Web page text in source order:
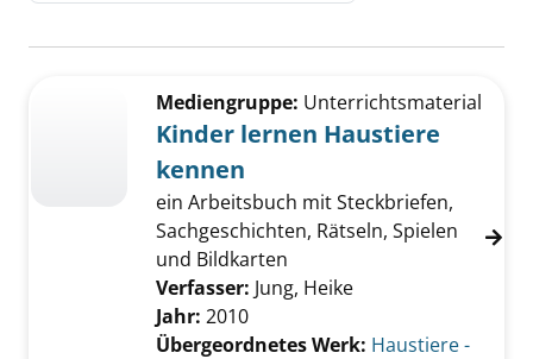
Zu den Suchfiltern springen
Mediengruppe: Unterrichtsmaterial
Kinder lernen Haustiere
kennen
ein Arbeitsbuch mit Steckbriefen,
Sachgeschichten, Rätseln, Spielen
und Bildkarten
Verfasser: Jung, Heike
Jahr: 2010
Übergeordnetes Werk: Haustiere -